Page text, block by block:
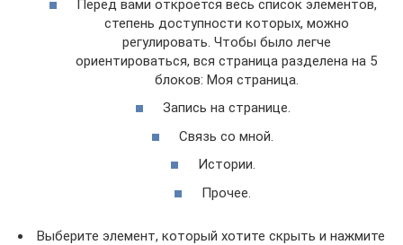
Перед вами откроется весь список элементов,
степень доступности которых, можно
регулировать. Чтобы было легче
ориентироваться, вся страница разделена на 5
блоков: Моя страница.
Запись на странице.
Связь со мной.
Истории.
Прочее.
Выберите элемент, который хотите скрыть и нажмите